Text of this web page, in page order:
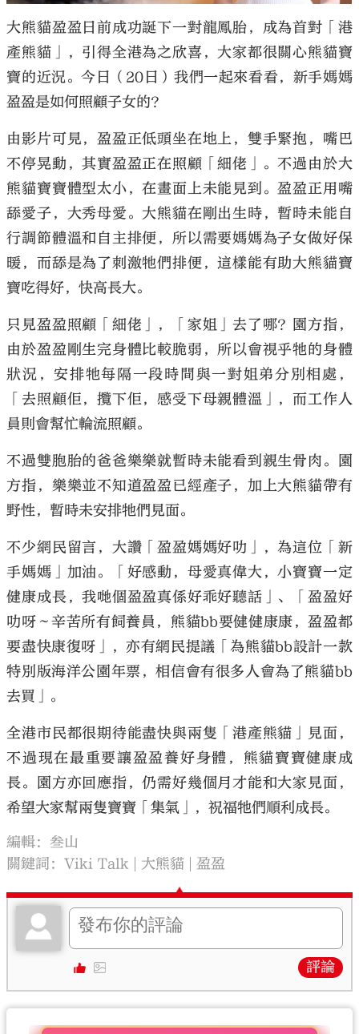
大熊貓盈盈日前成功誕下一對龍鳳胎，成為首對「港
產熊貓」，引得全港為之欣喜，大家都很關心熊貓寶
寶的近況。今日（20日）我們一起來看看，新手媽媽
盈盈是如何照顧子女的？
由影片可見，盈盈正低頭坐在地上，雙手緊抱，嘴巴
不停晃動，其實盈盈正在照顧「細佬」。不過由於大
熊貓寶寶體型太小，在畫面上未能見到。盈盈正用嘴
舔愛子，大秀母愛。大熊貓在剛出生時，暫時未能自
行調節體溫和自主排便，所以需要媽媽為子女做好保
暖，而舔是為了刺激牠們排便，這樣能有助大熊貓寶
寶吃得好，快高長大。
只見盈盈照顧「細佬」，「家姐」去了哪？園方指，
由於盈盈剛生完身體比較脆弱，所以會視乎牠的身體
狀況，安排牠每隔一段時間與一對姐弟分別相處，
「去照顧佢，攬下佢，感受下母親體溫」，而工作人
員則會幫忙輪流照顧。
不過雙胞胎的爸爸樂樂就暫時未能看到親生骨肉。園
方指，樂樂並不知道盈盈已經產子，加上大熊貓帶有
野性，暫時未安排牠們見面。
不少網民留言，大讚「盈盈媽媽好叻」，為這位「新
手媽媽」加油。「好感動，母愛真偉大，小寶寶一定
健康成長，我哋個盈盈真係好乖好聽話」、「盈盈好
叻呀～辛苦所有飼養員，熊貓bb要健健康康，盈盈都
要盡快康復呀」，亦有網民提議「為熊貓bb設計一款
特別版海洋公園年票，相信會有很多人會為了熊貓bb
去買」。
全港市民都很期待能盡快與兩隻「港產熊貓」見面，
不過現在最重要讓盈盈養好身體，熊貓寶寶健康成
長。園方亦回應指，仍需好幾個月才能和大家見面，
希望大家幫兩隻寶寶「集氣」，祝福牠們順利成長。
編輯：叁山
關鍵詞：Viki Talk 大熊貓 盈盈
評論